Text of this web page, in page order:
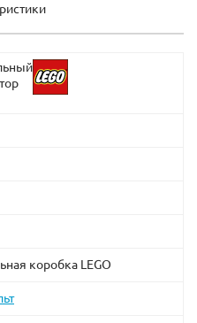
коробка LEGO